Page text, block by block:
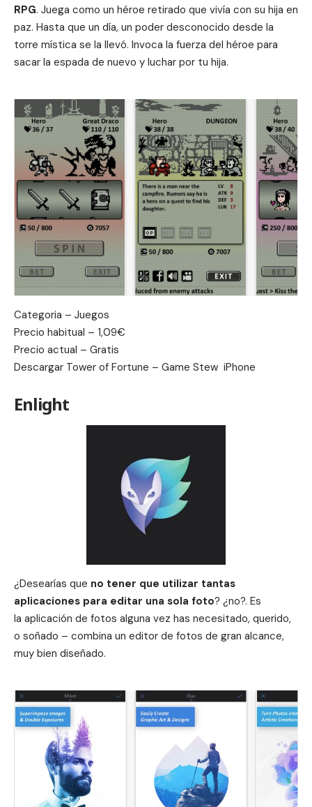
RPG. Juega como un héroe retirado que vivía con su hija en
paz. Hasta que un día, un poder desconocido desde la
torre mística se la llevó. Invoca la fuerza del héroe para
sacar la espada de nuevo y luchar por tu hija.
Categoria – Juegos
Precio habitual – 1,09€
Precio actual – Gratis
Descargar Tower of Fortune – Game Stew iPhone
Enlight
¿Desearías que no tener que utilizar tantas
aplicaciones para editar una sola foto? ¿no?. Es
la aplicación de fotos alguna vez has necesitado, querido,
o soñado – combina un editor de fotos de gran alcance,
muy bien diseñado.